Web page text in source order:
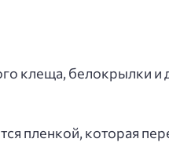
клеща, белокрылки
пленкой, которая